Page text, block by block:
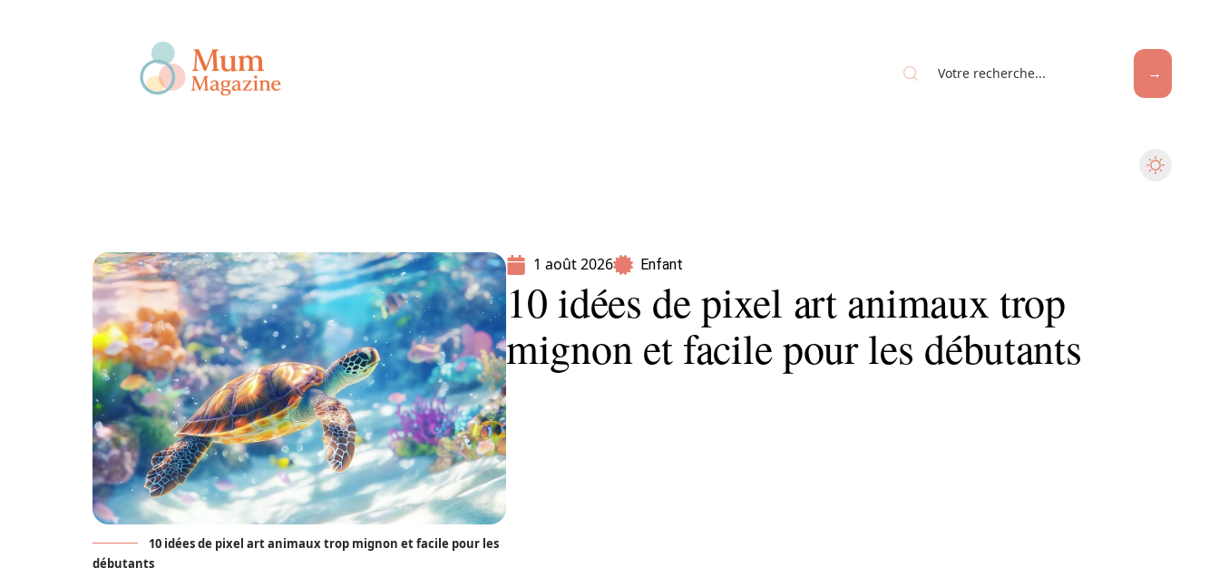
10 idées de pixel art animaux trop mignon et facile pour les
débutants
1 août 2026 Enfant
10 idées de pixel art animaux trop
mignon et facile pour les débutants